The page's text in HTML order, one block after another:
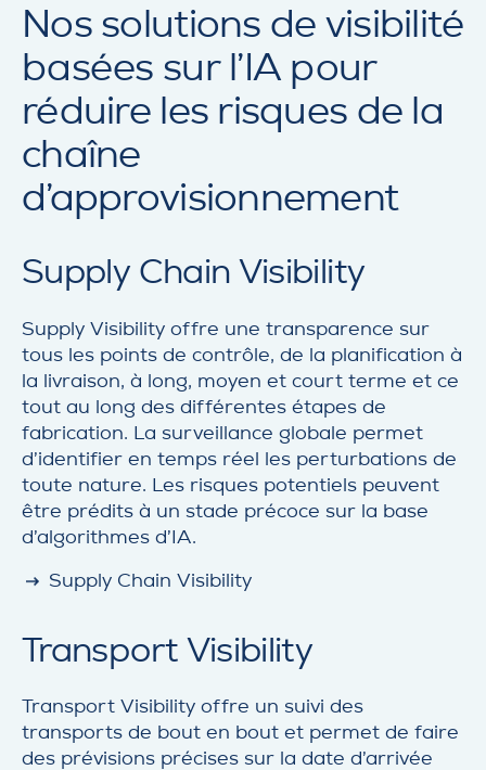
Nos solutions de visibilité
basées sur l’IA pour
réduire les risques de la
chaîne
d’approvisionnement
Supply Chain Visibility
Supply Visibility offre une transparence sur
tous les points de contrôle, de la planification à
la livraison, à long, moyen et court terme et ce
tout au long des différentes étapes de
fabrication. La surveillance globale permet
d’identifier en temps réel les perturbations de
toute nature. Les risques potentiels peuvent
être prédits à un stade précoce sur la base
d’algorithmes d’IA.
Supply Chain Visibility
detail
Transport Visibility
Transport Visibility offre un suivi des
transports de bout en bout et permet de faire
des prévisions précises sur la date d’arrivée